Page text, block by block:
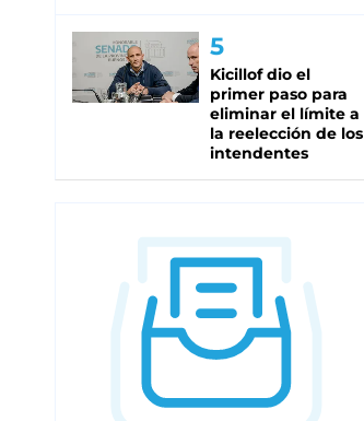
Kicillof dio el
primer paso para
eliminar el límite a
la reelección de los
intendentes